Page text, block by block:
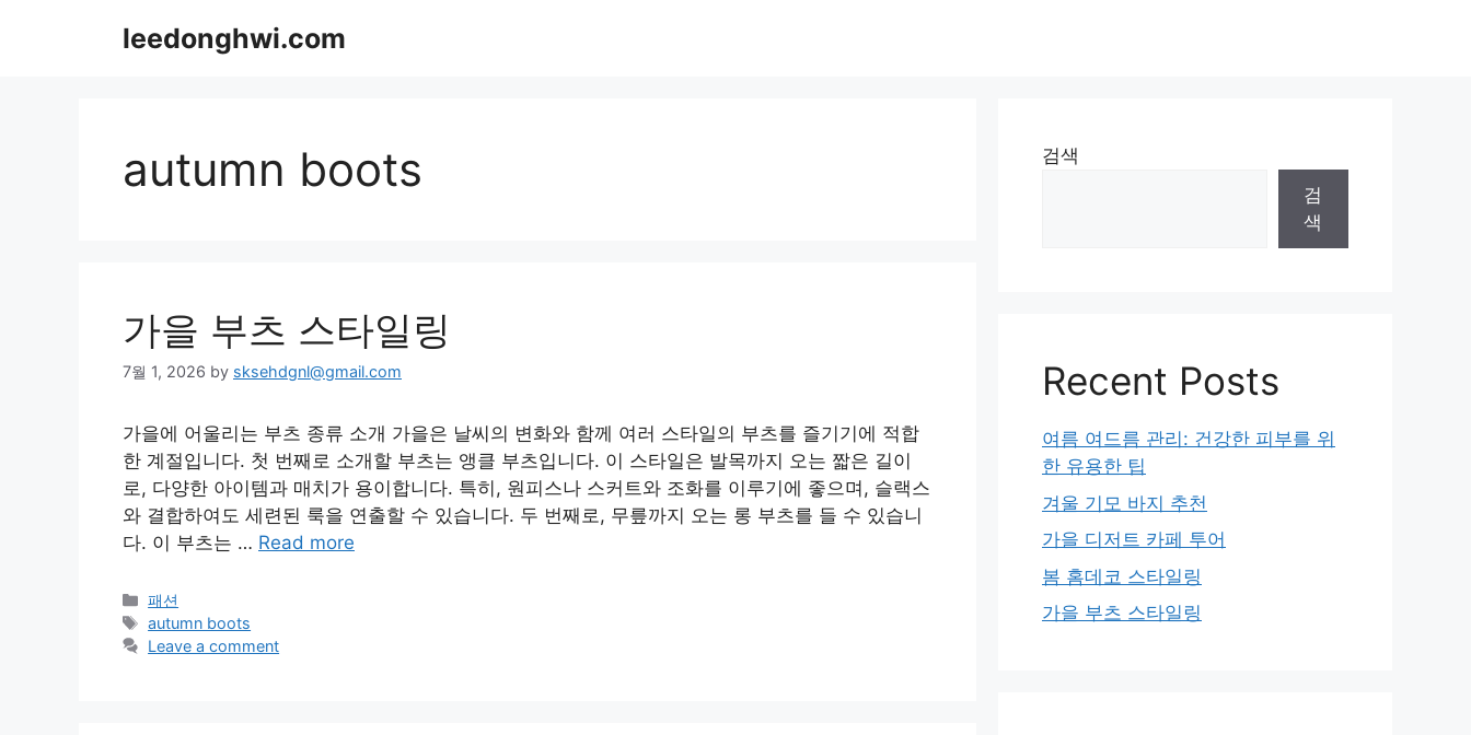
leedonghwi.com
autumn boots
가을 부츠 스타일링
7월 1, 2026 by sksehdgnl@gmail.com
가을에 어울리는 부츠 종류 소개 가을은 날씨의 변화와 함께 여러 스타일의 부츠를 즐기기에 적합
한 계절입니다. 첫 번째로 소개할 부츠는 앵클 부츠입니다. 이 스타일은 발목까지 오는 짧은 길이
로, 다양한 아이템과 매치가 용이합니다. 특히, 원피스나 스커트와 조화를 이루기에 좋으며, 슬랙스
와 결합하여도 세련된 룩을 연출할 수 있습니다. 두 번째로, 무릎까지 오는 롱 부츠를 들 수 있습니
다. 이 부츠는 … Read more
Categories
패션
Tags
autumn boots
Leave a comment
검색
검
색
Recent Posts
여름 여드름 관리: 건강한 피부를 위
한 유용한 팁
겨울 기모 바지 추천
가을 디저트 카페 투어
봄 홈데코 스타일링
가을 부츠 스타일링